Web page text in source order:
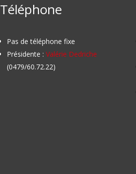
Téléphone
Pas de téléphone fixe
Présidente : Valérie Dedriche
(0479/60.72.22)